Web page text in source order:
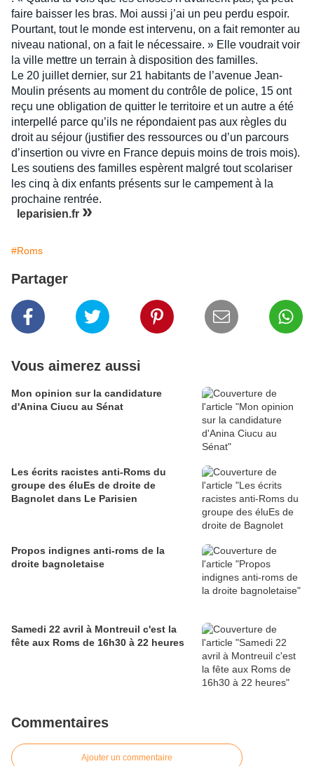
faire baisser les bras. Moi aussi j’ai un peu perdu espoir.
Pourtant, tout le monde est intervenu, on a fait remonter au
niveau national, on a fait le nécessaire. » Elle voudrait voir
la ville mettre un terrain à disposition des familles.
Le 20 juillet dernier, sur 21 habitants de l’avenue Jean-
Moulin présents au moment du contrôle de police, 15 ont
reçu une obligation de quitter le territoire et un autre a été
interpellé parce qu’ils ne répondaient pas aux règles du
droit au séjour (justifier des ressources ou d’un parcours
d’insertion ou vivre en France depuis moins de trois mois).
Les soutiens des familles espèrent malgré tout scolariser
les cinq à dix enfants présents sur le campement à la
prochaine rentrée.
leparisien.fr »
#Roms
Partager
Vous aimerez aussi
Mon opinion sur la candidature
d'Anina Ciucu au Sénat
Les écrits racistes anti-Roms du
groupe des éluEs de droite de
Bagnolet dans Le Parisien
Propos indignes anti-roms de la
droite bagnoletaise
Samedi 22 avril à Montreuil c'est la
fête aux Roms de 16h30 à 22 heures
Commentaires
Ajouter un commentaire